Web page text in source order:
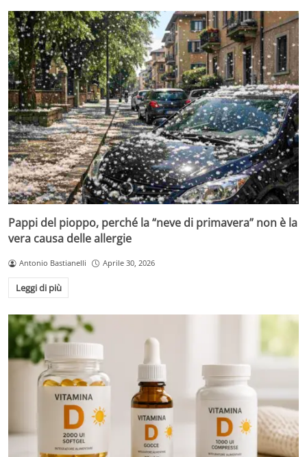
Pappi del pioppo, perché la “neve di primavera” non è la
vera causa delle allergie
Antonio Bastianelli Aprile 30, 2026
Leggi di più